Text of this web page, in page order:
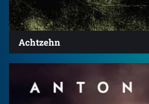
Achtzehn